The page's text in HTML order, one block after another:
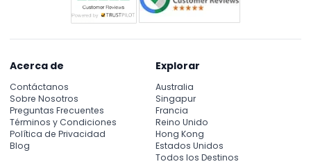
Acerca de
Contáctanos
Sobre Nosotros
Preguntas Frecuentes
Términos y Condiciones
Política de Privacidad
Blog
Explorar
Australia
Singapur
Francia
Reino Unido
Hong Kong
Estados Unidos
Todos los Destinos